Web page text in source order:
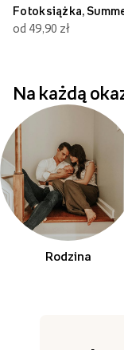
Fotoksiążka,
od 49,90 zł
Na każdą
Rodzina